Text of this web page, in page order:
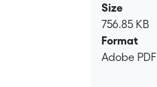
Size
756.85 KB
Format
Adobe PDF